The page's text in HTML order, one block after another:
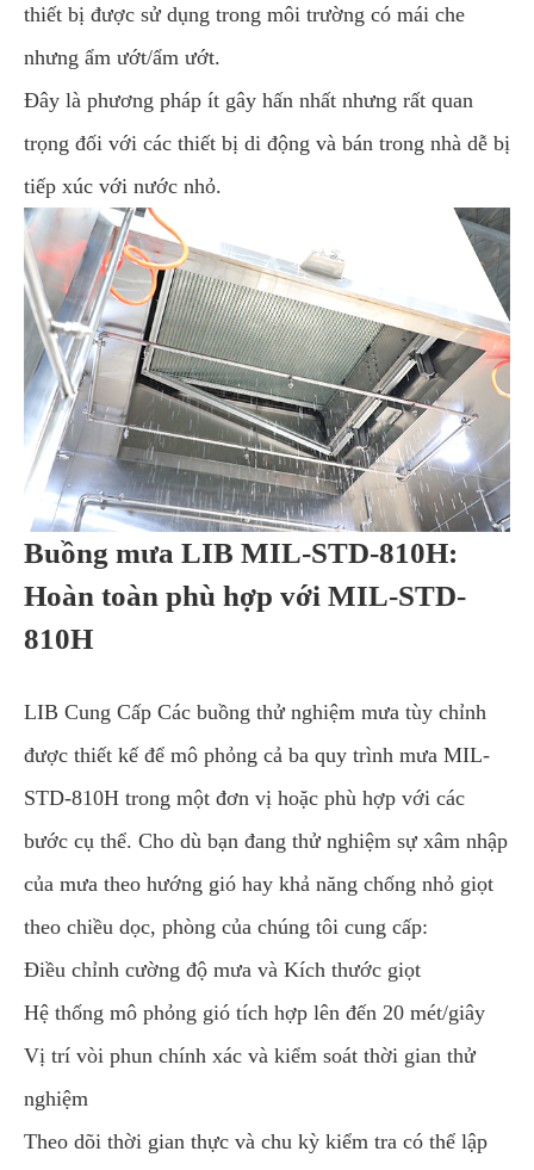
thiết bị được sử dụng trong môi trường có mái che
nhưng ẩm ướt/ẩm ướt.
Đây là phương pháp ít gây hấn nhất nhưng rất quan
trọng đối với các thiết bị di động và bán trong nhà dễ bị
tiếp xúc với nước nhỏ.
Buồng mưa LIB MIL-STD-810H:
Hoàn toàn phù hợp với MIL-STD-
810H
LIB Cung Cấp Các buồng thử nghiệm mưa tùy chỉnh
được thiết kế để mô phỏng cả ba quy trình mưa MIL-
STD-810H trong một đơn vị hoặc phù hợp với các
bước cụ thể. Cho dù bạn đang thử nghiệm sự xâm nhập
của mưa theo hướng gió hay khả năng chống nhỏ giọt
theo chiều dọc, phòng của chúng tôi cung cấp:
Điều chỉnh cường độ mưa và Kích thước giọt
Hệ thống mô phỏng gió tích hợp lên đến 20 mét/giây
Vị trí vòi phun chính xác và kiểm soát thời gian thử
nghiệm
Theo dõi thời gian thực và chu kỳ kiểm tra có thể lập